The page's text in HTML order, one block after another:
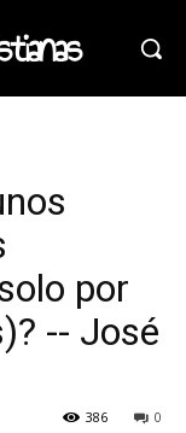
por
-- José
0
386